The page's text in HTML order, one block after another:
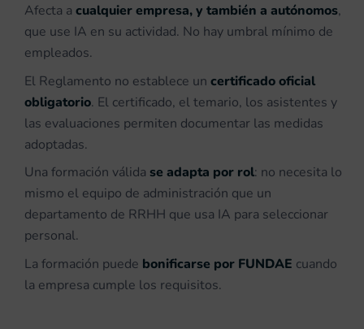
Afecta acualquier empresa, y también a autónomos,
que use IA en su actividad. No hay umbral mínimo de
empleados.
El Reglamento no establece uncertificado oficial
obligatorio. El certificado, el temario, los asistentes y
las evaluaciones permiten documentar las medidas
adoptadas.
Una formación válida se adapta por rol: no necesita lo
mismo el equipo de administración que un
departamento de RRHH que usa IA para seleccionar
personal.
La formación puede bonificarse por FUNDAE cuando
la empresa cumple los requisitos.